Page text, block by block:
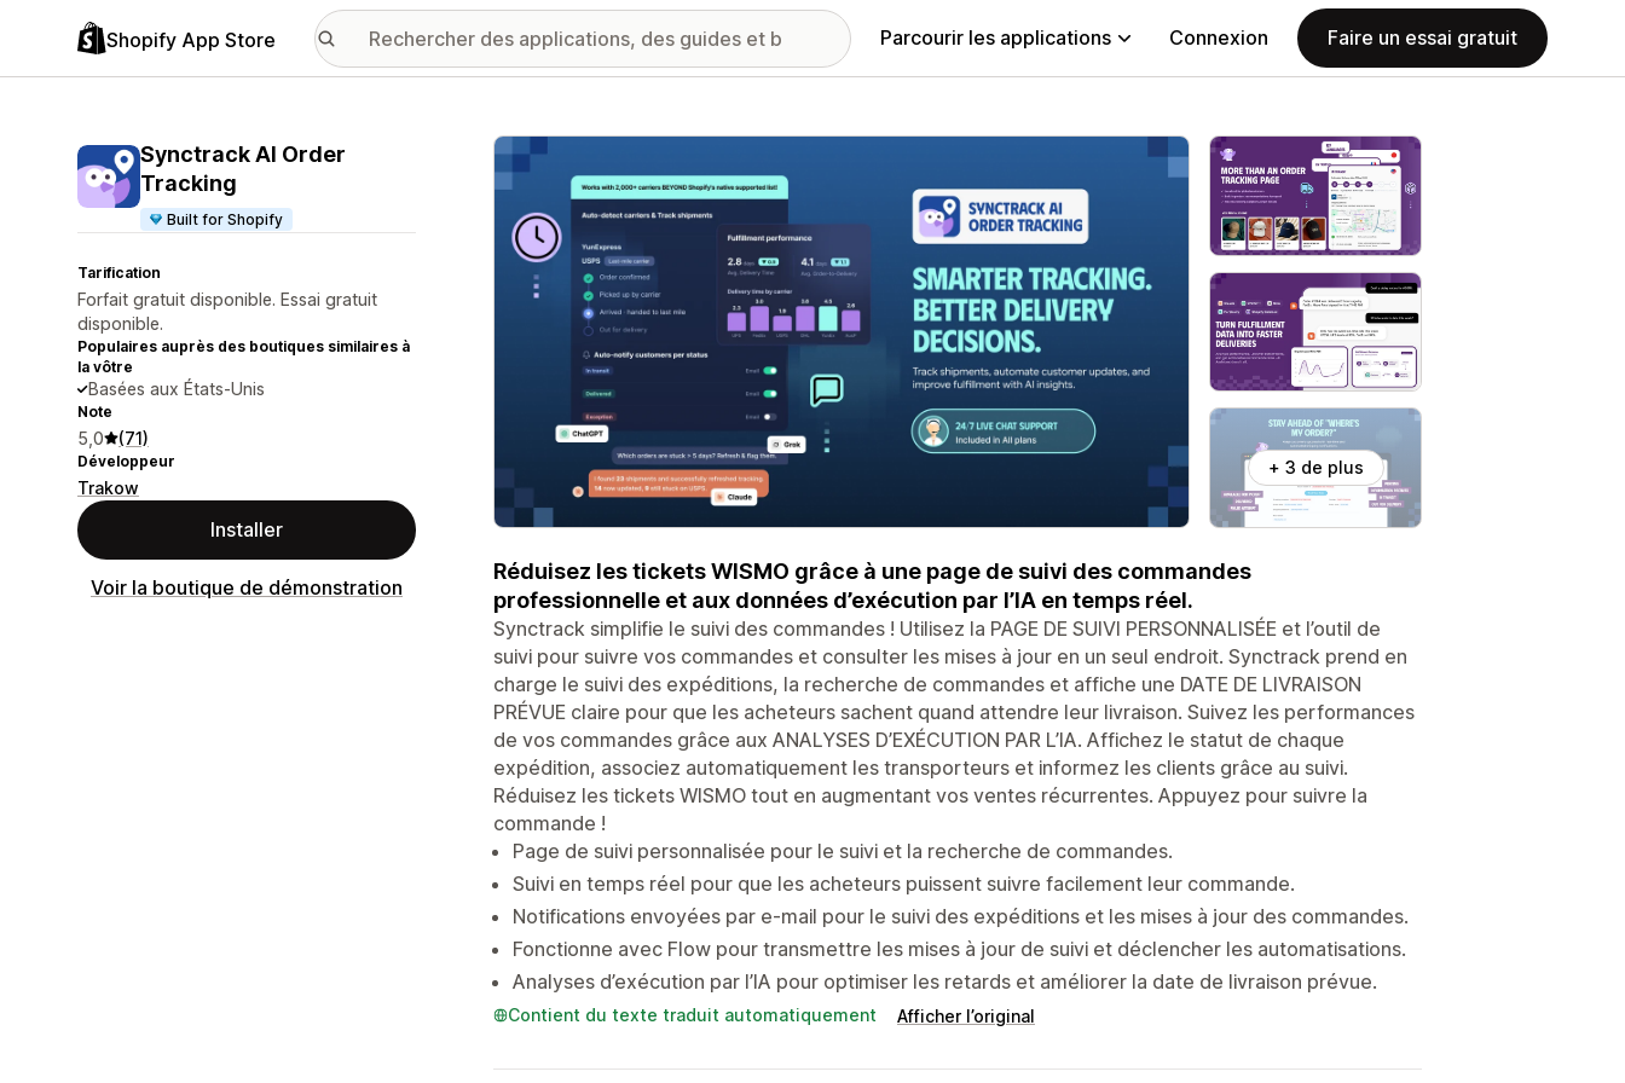
Shopify App Store Parcourir les applications Connexion Faire un essai gratuit
Synctrack AI Order
Tracking
Built for Shopify
Tarification
Forfait gratuit disponible. Essai gratuit
disponible.
Populaires auprès des boutiques similaires à
la vôtre
Basées aux États-Unis
Note
5,0 (71)
Développeur
Trakow
Installer
Voir la boutique de démonstration
Galerie d’images vedette
+ 3 de plus
Réduisez les tickets WISMO grâce à une page de suivi des commandes
professionnelle et aux données d’exécution par l’IA en temps réel.
Synctrack simplifie le suivi des commandes ! Utilisez la PAGE DE SUIVI PERSONNALISÉE et l’outil de
suivi pour suivre vos commandes et consulter les mises à jour en un seul endroit. Synctrack prend en
charge le suivi des expéditions, la recherche de commandes et affiche une DATE DE LIVRAISON
PRÉVUE claire pour que les acheteurs sachent quand attendre leur livraison. Suivez les performances
de vos commandes grâce aux ANALYSES D’EXÉCUTION PAR L’IA. Affichez le statut de chaque
expédition, associez automatiquement les transporteurs et informez les clients grâce au suivi.
Réduisez les tickets WISMO tout en augmentant vos ventes récurrentes. Appuyez pour suivre la
commande !
Page de suivi personnalisée pour le suivi et la recherche de commandes.
Suivi en temps réel pour que les acheteurs puissent suivre facilement leur commande.
Notifications envoyées par e-mail pour le suivi des expéditions et les mises à jour des commandes.
Fonctionne avec Flow pour transmettre les mises à jour de suivi et déclencher les automatisations.
Analyses d’exécution par l’IA pour optimiser les retards et améliorer la date de livraison prévue.
Contient du texte traduit automatiquement Afficher l’original